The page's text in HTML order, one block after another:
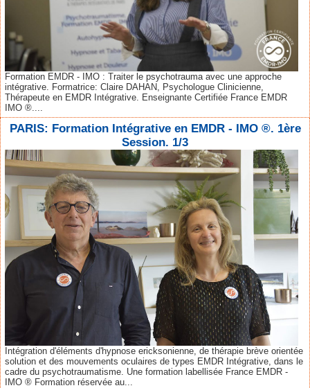
Formation EMDR - IMO : Traiter le psychotrauma avec une approche
intégrative. Formatrice: Claire DAHAN, Psychologue Clinicienne,
Thérapeute en EMDR Intégrative. Enseignante Certifiée France EMDR
IMO ®....
PARIS: Formation Intégrative en EMDR - IMO ®. 1ère
Session. 1/3
Intégration d'éléments d'hypnose ericksonienne, de thérapie brève orientée
solution et des mouvements oculaires de types EMDR Intégrative, dans le
cadre du psychotraumatisme. Une formation labellisée France EMDR -
IMO ® Formation réservée au...